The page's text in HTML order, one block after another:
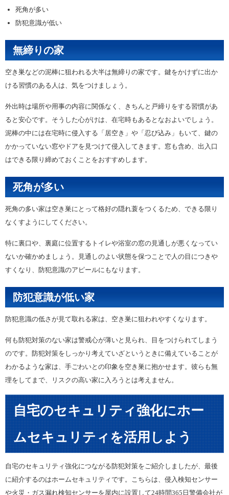
死角が多い
防犯意識が低い
無締りの家
空き巣などの泥棒に狙われる大半は無締りの家です。鍵をかけずに出か
ける習慣のある人は、気をつけましょう。
外出時は場所や用事の内容に関係なく、きちんと戸締りをする習慣があ
ると安心です。そうした心がけは、在宅時もあるとなおよいでしょう。
泥棒の中には在宅時に侵入する「居空き」や「忍び込み」もいて、鍵の
かかっていない窓やドアを見つけて侵入してきます。窓も含め、出入口
はできる限り締めておくことをおすすめします。
死角が多い
死角の多い家は空き巣にとって格好の隠れ蓑をつくるため、できる限り
なくすようにしてください。
特に裏口や、裏庭に位置するトイレや浴室の窓の見通しが悪くなってい
ないか確かめましょう。見通しのよい状態を保つことで人の目につきや
すくなり、防犯意識のアピールにもなります。
防犯意識が低い家
防犯意識の低さが見て取れる家は、空き巣に狙われやすくなります。
何も防犯対策のない家は警戒心が薄いと見られ、目をつけられてしまう
のです。防犯対策をしっかり考えていざというときに備えていることが
わかるような家は、手ごわいとの印象を空き巣に抱かせます。彼らも無
理をしてまで、リスクの高い家に入ろうとは考えません。
自宅のセキュリティ強化にホー
ムセキュリティを活用しよう
自宅のセキュリティ強化につながる防犯対策をご紹介しましたが、最後
に紹介するのはホームセキュリティです。こちらは、侵入検知センサー
や火災・ガス漏れ検知センサーを屋内に設置して24時間365日警備会社が